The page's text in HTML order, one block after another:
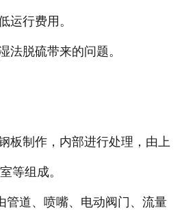
运行费用。
法脱硫带来的问题。
板制作，内部进行处理，由上
等组成。
管道、喷嘴、电动阀门、流量